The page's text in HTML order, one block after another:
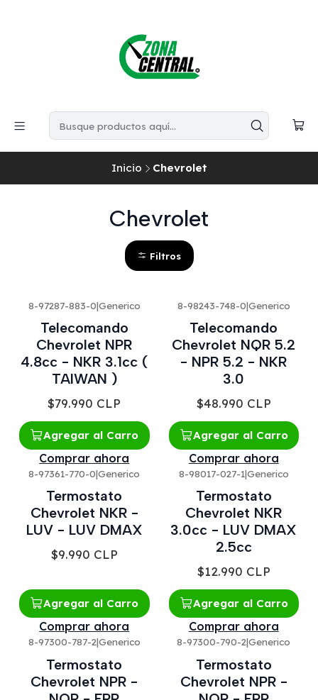
Inicio Chevrolet
Chevrolet
Filtros
8-97287-883-0|Generico
Telecomando
Chevrolet NPR
4.8cc - NKR 3.1cc (
TAIWAN )
$79.990 CLP
Agregar al Carro
Comprar ahora
8-98243-748-0|Generico
Telecomando
Chevrolet NQR 5.2
- NPR 5.2 - NKR
3.0
$48.990 CLP
Agregar al Carro
Comprar ahora
8-97361-770-0|Generico
Termostato
Chevrolet NKR -
LUV - LUV DMAX
$9.990 CLP
Agregar al Carro
Comprar ahora
8-98017-027-1|Generico
Termostato
Chevrolet NKR
3.0cc - LUV DMAX
2.5cc
$12.990 CLP
Agregar al Carro
Comprar ahora
8-97300-787-2|Generico
Termostato
Chevrolet NPR -
8-97300-790-2|Generico
Termostato
Chevrolet NPR -